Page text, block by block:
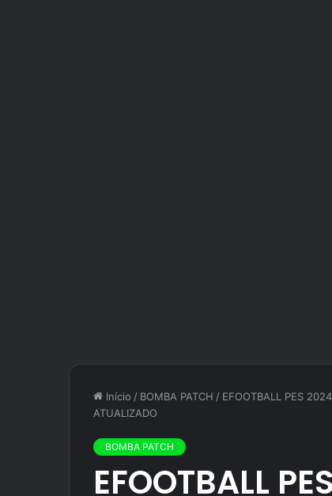
Início / BOMBA PATCH / EFOOTBALL PES
ATUALIZADO
BOMBA PATCH
EFOOTBALL